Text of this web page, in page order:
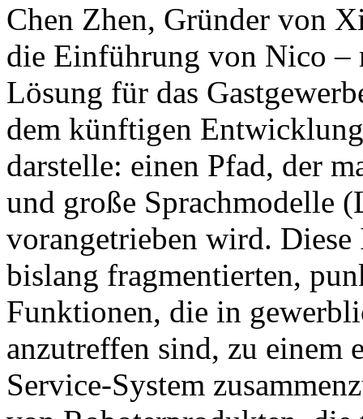
Chen Zhen, Gründer von
die Einführung von Nico –
Lösung für das
dem künftigen
darstelle: einen Pfad, der
und große Sprachmodelle
vorangetrieben wird.
bislang fragmentierten,
Funktionen, die in
anzutreffen sind, zu einem
Service-System